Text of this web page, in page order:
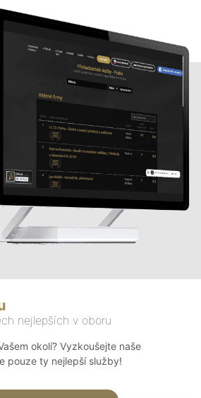
nejlepších v oboru
okolí? Vyzkoušejte naše
pouze ty nejlepší služby!